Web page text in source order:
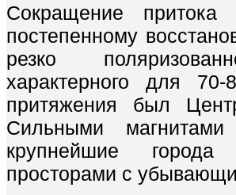
Сокращение
постепенному
резко
характерного для
притяжения был
Сильными
крупнейшие
просторами с